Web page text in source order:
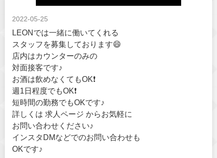
2022-05-25
LEONでは一緒に働いてくれる
スタッフを募集しております😄
店内はカウンターのみの
対面接客です♪
お酒は飲めなくてもOK❗
週1日程度でもOK❗
短時間の勤務でもOKです♪
詳しくは 求人ページ からお気軽に
お問い合わせください♪
インスタDMなどでのお問い合わせも
OKです♪